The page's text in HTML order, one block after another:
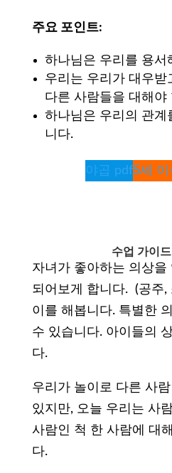
주요 포인트:
하나님은 우리를 용서
우리는 우리가 대우받
다른 사람들을 대해야
하나님은 우리의 관계
니다.
야곱 pdf5세
수업 가이드
자녀가 좋아하는 의상을
되어보게 합니다. (공주,
이를 해봅니다. 특별한
수 있습니다. 아이들의
다.
우리가 놀이로 다른 사
있지만, 오늘 우리는 사
사람인 척 한 사람에 대
다.